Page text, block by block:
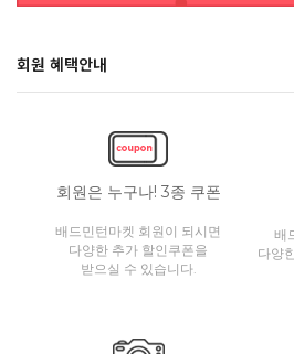
회원 혜택안내
회원은 누구나! 3종 쿠폰
배드민턴마켓 회원이 되시면
다양한 추가 할인쿠폰을
받으실 수 있습니다.
배
다양